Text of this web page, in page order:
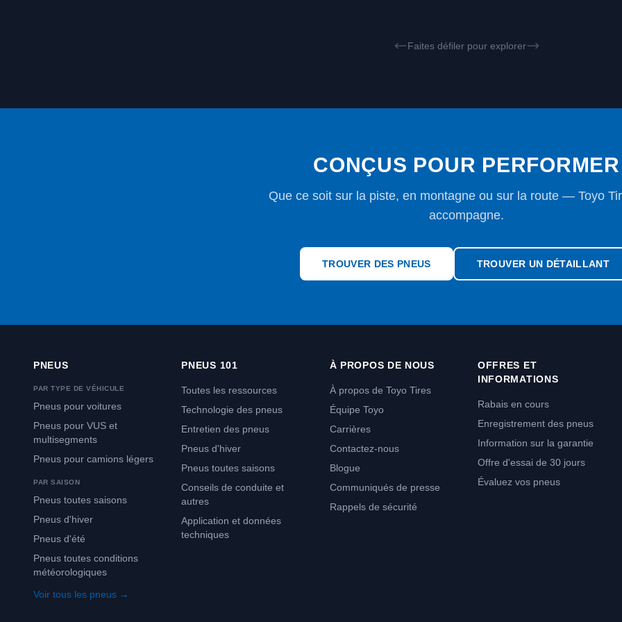
Faites défiler pour explorer
CONÇUS POUR PERFORMER
Que ce soit sur la piste, en montagne ou sur la route — Toyo
accompagne.
TROUVER DES PNEUS TROUVER UN DÉTAILLANT
PNEUS
PAR TYPE DE VÉHICULE
Pneus pour voitures
Pneus pour VUS et
multisegments
Pneus pour camions légers
PAR SAISON
Pneus toutes saisons
Pneus d'hiver
Pneus d'été
Pneus toutes conditions
météorologiques
Voir tous les pneus →
PNEUS 101
Toutes les ressources
Technologie des pneus
Entretien des pneus
Pneus d'hiver
Pneus toutes saisons
Conseils de conduite et
autres
Application et données
techniques
À PROPOS DE NOUS
À propos de Toyo Tires
Équipe Toyo
Carrières
Contactez-nous
Blogue
Communiqués de presse
Rappels de sécurité
OFFRES ET
INFORMATIONS
Rabais en cours
Enregistrement des pneus
Information sur la garantie
Offre d'essai de 30 jours
Évaluez vos pneus